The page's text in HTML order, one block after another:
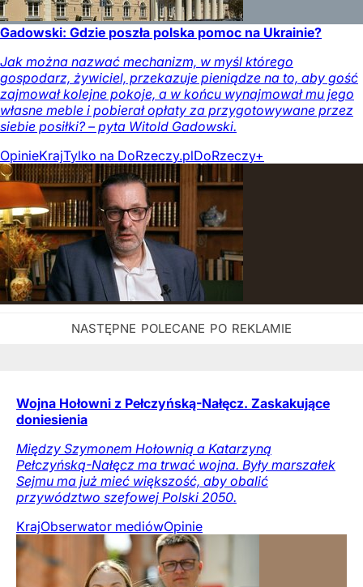
Gadowski: Gdzie poszła polska pomoc na Ukrainie?
Jak można nazwać mechanizm, w myśl którego
gospodarz, żywiciel, przekazuje pieniądze na to, aby gość
zajmował kolejne pokoje, a w końcu wynajmował mu jego
własne meble i pobierał opłaty za przygotowywane przez
siebie posiłki? – pyta Witold Gadowski.
OpinieKrajTylko na DoRzeczy.plDoRzeczy+
Wojna Hołowni z Pełczyńską-Nałęcz. Zaskakujące
doniesienia
Między Szymonem Hołownią a Katarzyną
Pełczyńską-Nałęcz ma trwać wojna. Były marszałek
Sejmu ma już mieć większość, aby obalić
przywództwo szefowej Polski 2050.
KrajObserwator mediówOpinie